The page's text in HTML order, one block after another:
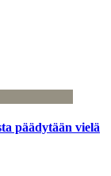
päädytään vielä